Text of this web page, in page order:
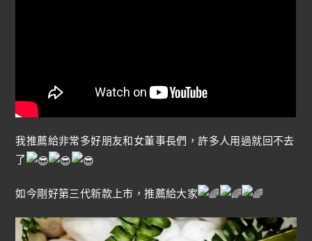
我推薦給非常多好朋友和女董事長們，許多人用過就回不去
了
如今剛好第三代新款上市，推薦給大家